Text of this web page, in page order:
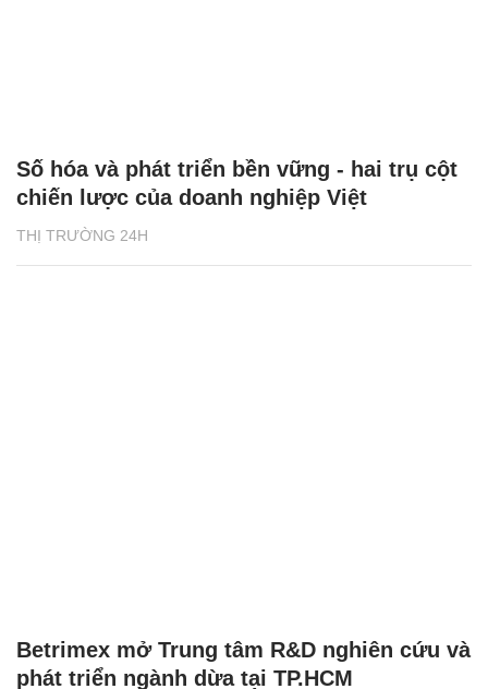
THỊ TRƯỜNG 24H
Số hóa và phát triển bền vững - hai trụ cột
chiến lược của doanh nghiệp Việt
Betrimex mở Trung tâm R&D nghiên cứu và
phát triển ngành dừa tại TP.HCM